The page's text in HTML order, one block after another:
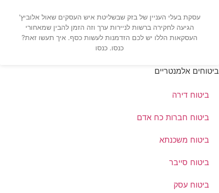
עסקת בעלי העניין של בזק שבשליטת איש העסקים שאול אלוביץ'
הגיעה לחקירה ברשות לניירות ערך וזה הזמן להבין שמאחורי
העסקאות הללו יש לכם הזדמנות לעשות כסף. איך תעשו זאת?
כנסו. כנסו
ביטוחים אלמנטריים
ביטוח דירה
ביטוח חברות כח אדם
ביטוח משכנתא
ביטוח סייבר
ביטוח עסק